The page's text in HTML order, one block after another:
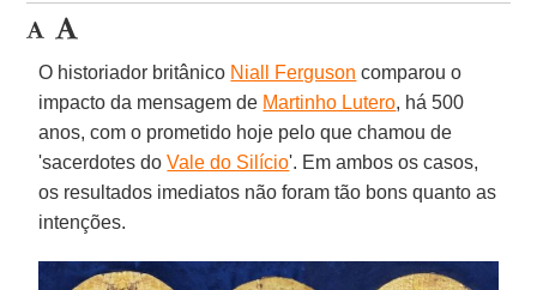
O historiador britânico Niall Ferguson comparou o
impacto da mensagem de Martinho Lutero, há 500
anos, com o prometido hoje pelo que chamou de
'sacerdotes doVale do Silício'. Em ambos os casos,
os resultados imediatos não foram tão bons quanto as
intenções.